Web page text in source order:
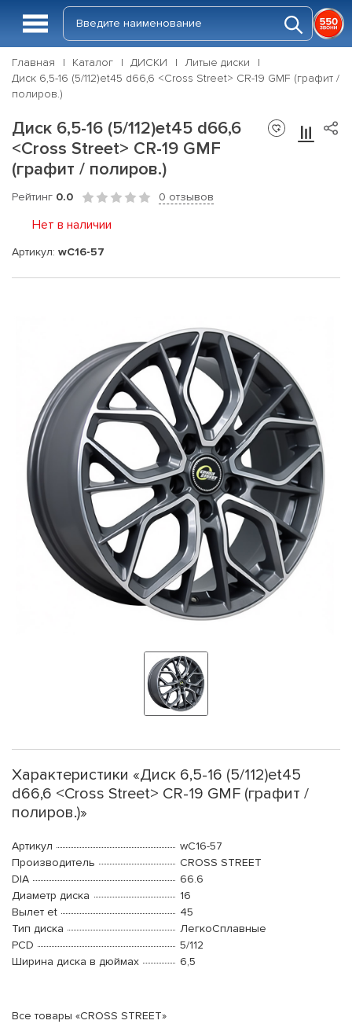
Главная Каталог ДИСКИ
Литые диски
Диск 6,5-16 (5/112)et45 d66,6 <Cross Street> CR-19 GMF (графит /
полиров.)
Диск 6,5-16 (5/112)et45 d66,6
<Cross Street> CR-19 GMF
(графит / полиров.)
Рейтинг 0.0 0 отзывов
Нет в наличии
Артикул: wC16-57
Характеристики «Диск 6,5-16 (5/112)et45
d66,6 <Cross Street> CR-19 GMF (графит /
полиров.)»
Артикул
wC16-57
Производитель
CROSS STREET
DIA
66.6
Диаметр диска
16
Вылет et
45
Тип диска
ЛегкоСплавные
PCD
5/112
Ширина диска в дюймах
6,5
Все товары «CROSS STREET»